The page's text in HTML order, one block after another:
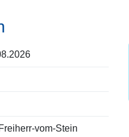
vom-Stein